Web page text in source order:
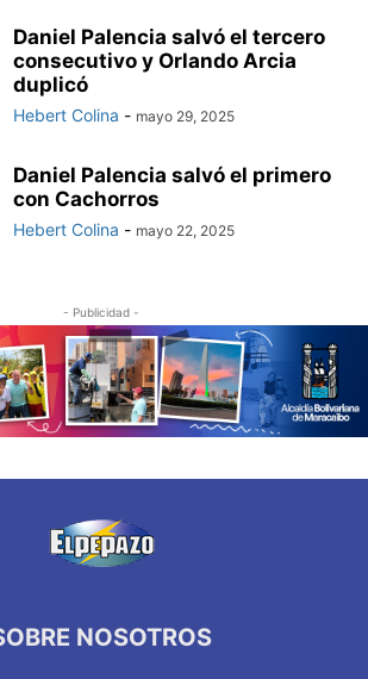
Daniel Palencia salvó el tercero
consecutivo y Orlando Arcia
duplicó
Hebert Colina - mayo 29, 2025
Daniel Palencia salvó el primero
con Cachorros
Hebert Colina - mayo 22, 2025
- Publicidad -
NOSOTROS